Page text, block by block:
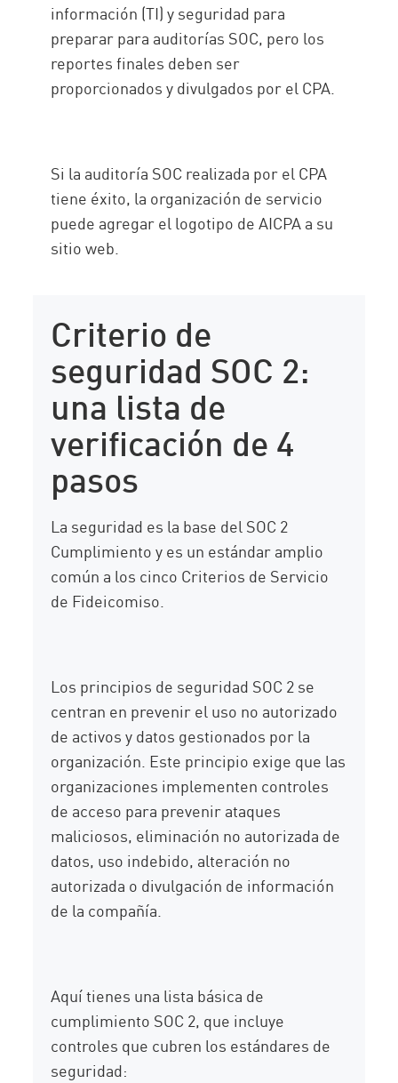
información (TI) y seguridad para
preparar para auditorías SOC, pero los
reportes finales deben ser
proporcionados y divulgados por el CPA.
Si la auditoría SOC realizada por el CPA
tiene éxito, la organización de servicio
puede agregar el logotipo de AICPA a su
sitio web.
Criterio de
seguridad SOC 2:
una lista de
verificación de 4
pasos
La seguridad es la base del SOC 2
Cumplimiento y es un estándar amplio
común a los cinco Criterios de Servicio
de Fideicomiso.
Los principios de seguridad SOC 2 se
centran en prevenir el uso no autorizado
de activos y datos gestionados por la
organización. Este principio exige que las
organizaciones implementen controles
de acceso para prevenir ataques
maliciosos, eliminación no autorizada de
datos, uso indebido, alteración no
autorizada o divulgación de información
de la compañía.
Aquí tienes una lista básica de
cumplimiento SOC 2, que incluye
controles que cubren los estándares de
seguridad: